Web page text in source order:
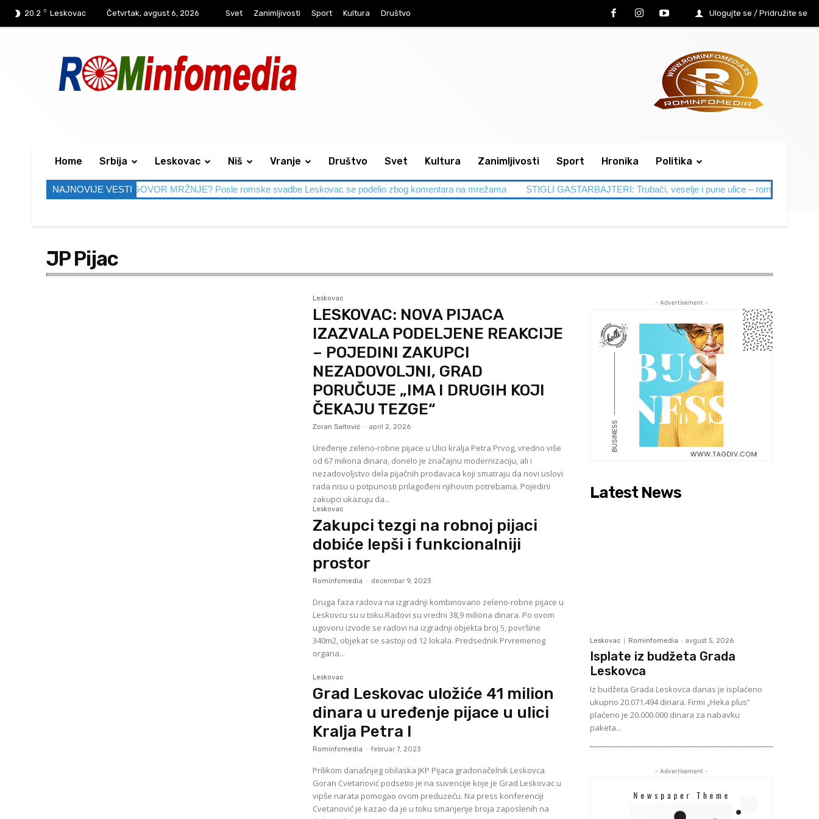
20.2 C Leskovac Četvrtak, avgust 6, 2026 Svet Zanimljivosti Sport Kultura Društvo Ulogujte se / Pridružite se
Home Srbija Leskovac Niš Vranje Društvo Svet Kultura Zanimljivosti Sport Hronika Politika
NAJNOVIJE VESTI
SVADBA IM SMETA, A GOVOR MRŽNJE? Posle romske svadbe Leskovac se podelio zbog komentara na mrežama STIGLI GASTARBAJTERI: Trubači, veselje i pune ulice – romska naselja u
JP Pijac
Leskovac
LESKOVAC: NOVA PIJACA
IZAZVALA PODELJENE REAKCIJE
– POJEDINI ZAKUPCI
NEZADOVOLJNI, GRAD
PORUČUJE „IMA I DRUGIH KOJI
ČEKAJU TEZGE“
Zoran Saitović - april 2, 2026
Uređenje zeleno-robne pijace u Ulici kralja Petra Prvog, vredno više
od 67 miliona dinara, donelo je značajnu modernizaciju, ali i
nezadovoljstvo dela pijačnih prodavaca koji smatraju da novi uslovi
rada nisu u potpunosti prilagođeni njihovim potrebama. Pojedini
zakupci ukazuju da...
Leskovac
Zakupci tezgi na robnoj pijaci
dobiće lepši i funkcionalniji
prostor
Rominfomedia - decembar 9, 2023
Druga faza radova na izgradnji kombinovano zeleno-robne pijace u
Leskovcu su u toku.Radovi su vredni 38,9 miliona dinara. Po ovom
ugovoru izvode se radovi na izgradnji objekta broj 5, površine
340m2, objekat se sastoji od 12 lokala. Predsednik Prvremenog
organa...
Leskovac
Grad Leskovac uložiće 41 milion
dinara u uređenje pijace u ulici
Kralja Petra I
Rominfomedia - februar 7, 2023
Prilikom današnjeg obilaska JKP Pijaca gradonačelnik Leskovca
Goran Cvetanović podsetio je na suvencije koje je Grad Leskovac u
vipše narata pomogao ovom preduzeću. Na press konferenciji
Cvetanović je kazao da je u toku smanjenje broja zaposlenih na
- Advertisement -
Latest News
Leskovac Rominfomedia - avgust 5, 2026
Isplate iz budžeta Grada
Leskovca
Iz budžeta Grada Leskovca danas je isplaćeno
ukupno 20.071.494 dinara. Firmi „Heka plus“
plaćeno je 20.000.000 dinara za nabavku
paketa...
- Advertisement -